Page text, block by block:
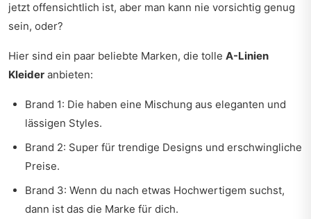
jetzt offensichtlich ist, aber man kann nie vorsichtig genug
sein, oder?
Hier sind ein paar beliebte Marken, die tolle A-Linien
Kleider anbieten:
Brand 1: Die haben eine Mischung aus eleganten und
lässigen Styles.
Brand 2: Super für trendige Designs und erschwingliche
Preise.
Brand 3: Wenn du nach etwas Hochwertigem suchst,
dann ist das die Marke für dich.